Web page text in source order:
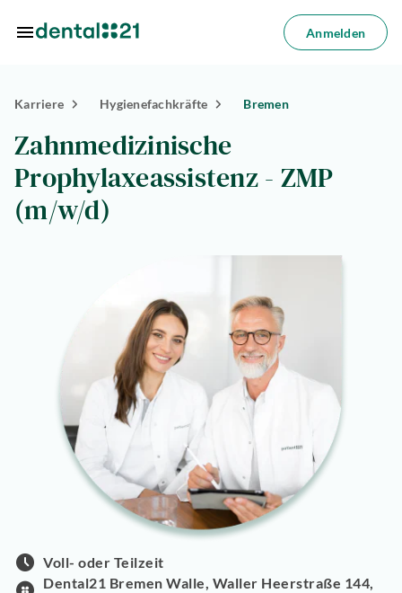
Anmelden
Karriere Hygienefachkräfte Bremen
Zahnmedizinische
Prophylaxeassistenz - ZMP
(m/w/d)
Voll- oder Teilzeit
Dental21 Bremen Walle, Waller Heerstraße 144,